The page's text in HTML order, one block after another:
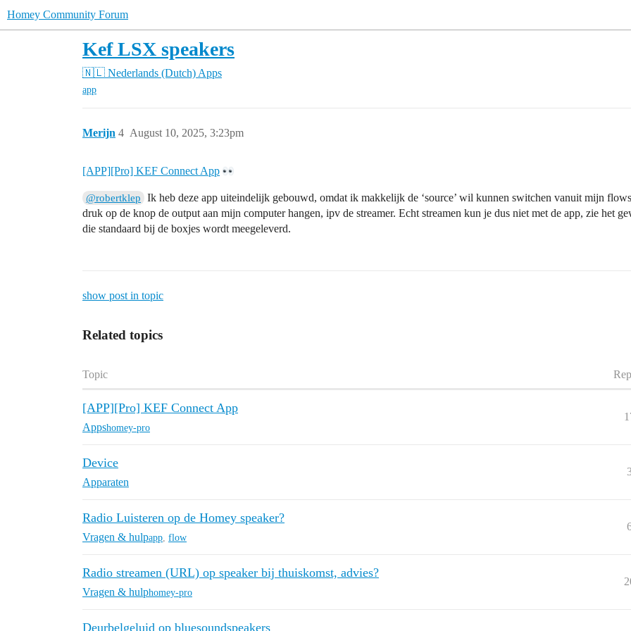
Homey Community Forum
Kef LSX speakers
🇳🇱 Nederlands (Dutch) Apps
app
Merijn August 10, 2025, 3:23pm
4
[APP][Pro] KEF Connect App
@robertklep
Ik heb deze app uiteindelijk gebouwd, omdat ik makkelijk de ‘source’ wil kunnen switchen vanuit mijn
druk op de knop de output aan mijn computer hangen, ipv de streamer. Echt streamen kun je dus niet met de app, zie het
die standaard bij de boxjes wordt meegeleverd.
show post in topic
Related topics
Topic
[APP][Pro] KEF Connect App
Appshomey-pro
Device
Apparaten
Radio Luisteren op de Homey speaker?
Vragen & hulpapp flow
Radio streamen (URL) op speaker bij thuiskomst, advies?
Vragen & hulphomey-pro
Deurbelgeluid op bluesoundspeakers